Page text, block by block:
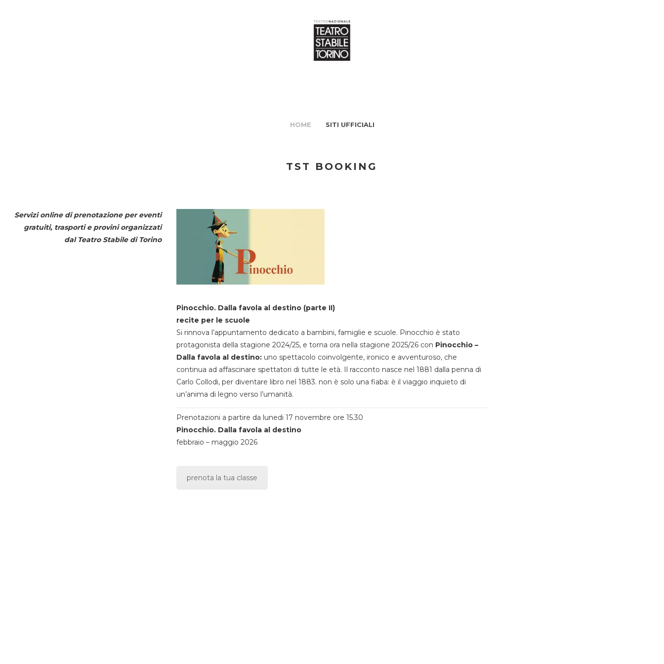
HOME SITI UFFICIALI
TST BOOKING
Servizi online di prenotazione per eventi
gratuiti, trasporti e provini organizzati
dal Teatro Stabile di Torino
Pinocchio. Dalla favola al destino (parte II)
recite per le scuole
Si rinnova l’appuntamento dedicato a bambini, famiglie e scuole. Pinocchio è stato
protagonista della stagione 2024/25, e torna ora nella stagione 2025/26 con Pinocchio –
Dalla favola al destino:uno spettacolo coinvolgente, ironico e avventuroso, che
continua ad affascinare spettatori di tutte le età. Il racconto nasce nel 1881 dalla penna di
Carlo Collodi, per diventare libro nel 1883. non è solo una fiaba: è il viaggio inquieto di
un’anima di legno verso l’umanità.
Prenotazioni a partire da lunedi 17 novembre ore 15.30
Pinocchio. Dalla favola al destino
febbraio – maggio 2026
prenota la tua classe